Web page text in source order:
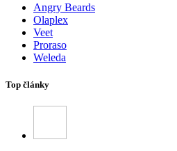
Angry Beards
Olaplex
Veet
Proraso
Weleda
Top články